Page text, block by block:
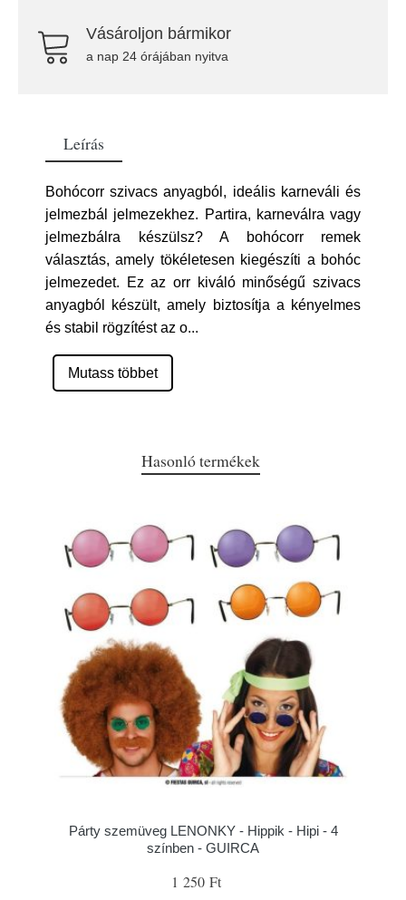
Vásároljon bármikor
a nap 24 órájában nyitva
Leírás
Bohócorr szivacs anyagból, ideális karneváli és
jelmezbál jelmezekhez. Partira, karneválra vagy
jelmezbálra készülsz? A bohócorr remek
választás, amely tökéletesen kiegészíti a bohóc
jelmezedet. Ez az orr kiváló minőségű szivacs
anyagból készült, amely biztosítja a kényelmes
és stabil rögzítést az o...
Mutass többet
Hasonló termékek
Párty szemüveg LENONKY - Hippik - Hipi - 4
színben - GUIRCA
1 250 Ft